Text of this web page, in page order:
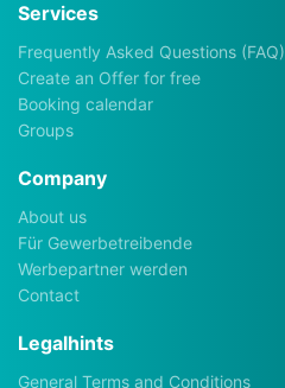
Services
Frequently Asked Questions (FAQ)
Create an Offer for free
Booking calendar
Groups
Company
About us
Für Gewerbetreibende
Werbepartner werden
Contact
Legalhints
General Terms and Conditions